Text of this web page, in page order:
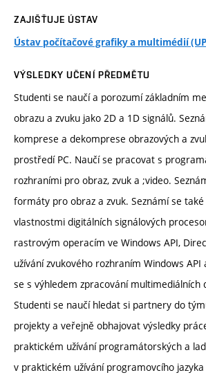
ZAJIŠŤUJE ÚSTAV
Ústav počítačové grafiky a multimédií
VÝSLEDKY UČENÍ PŘEDMĚTU
Studenti se naučí a porozumí základním
obrazu a zvuku jako 2D a 1D signálů.
komprese a dekomprese obrazových a
prostředí PC. Naučí se pracovat s
rozhraními pro obraz, zvuk a ;video.
formáty pro obraz a zvuk. Seznámí se
vlastnostmi digitálních signálových
rastrovým operacím ve Windows API,
užívání zvukového rozhraním Windows API
se s výhledem zpracování multimediálních
Studenti se naučí hledat si partnery do
projekty a veřejně obhajovat výsledky
praktickém užívání programátorských a
v praktickém užívání programovcího jazyka